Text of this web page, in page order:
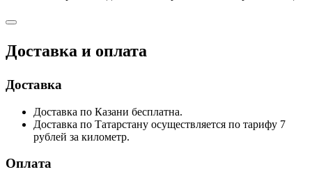
Доставка и оплата
Доставка
Доставка по Казани бесплатна.
Доставка по Татарстану осуществляется по тарифу 7
рублей за километр.
Оплата